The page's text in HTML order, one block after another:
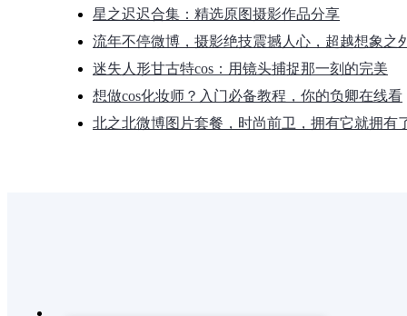
星之迟迟合集：精选原图摄影作品分享
流年不停微博，摄影绝技震撼人心，超越想象之
迷失人形甘古特cos：用镜头捕捉那一刻的完美
想做cos化妆师？入门必备教程，你的负卿在线看
北之北微博图片套餐，时尚前卫，拥有它就拥有